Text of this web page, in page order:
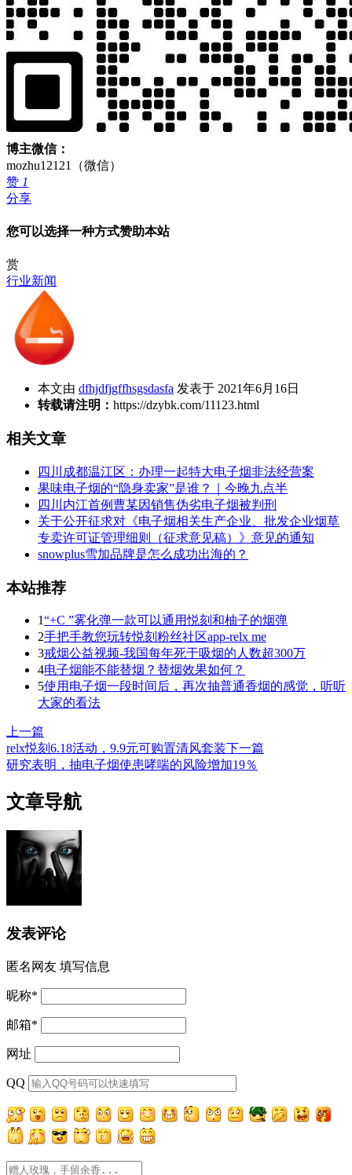
博主微信：
mozhu12121（微信）
赞 1
分享
您可以选择一种方式赞助本站
赏
行业新闻
本文由 dfhjdfjgffhsgsdasfa 发表于 2021年6月16日
转载请注明： https://dzybk.com/11123.html
相关文章
四川成都温江区：办理一起特大电子烟非法经营案
果味电子烟的“隐身卖家”是谁？｜今晚九点半
四川内江首例曹某因销售伪劣电子烟被判刑
关于公开征求对《电子烟相关生产企业、批发企业烟草
专卖许可证管理细则（征求意见稿）》意见的通知
snowplus雪加品牌是怎么成功出海的？
本站推荐
1“+C ”雾化弹一款可以通用悦刻和柚子的烟弹
2手把手教您玩转悦刻粉丝社区app-relx me
3戒烟公益视频-我国每年死于吸烟的人数超300万
4电子烟能不能替烟？替烟效果如何？
5使用电子烟一段时间后，再次抽普通香烟的感觉，听听
大家的看法
上一篇
relx悦刻6.18活动，9.9元可购置清风套装下一篇
研究表明，抽电子烟使患哮喘的风险增加19％
文章导航
发表评论
匿名网友 填写信息
昵称*
邮箱*
网址
QQ